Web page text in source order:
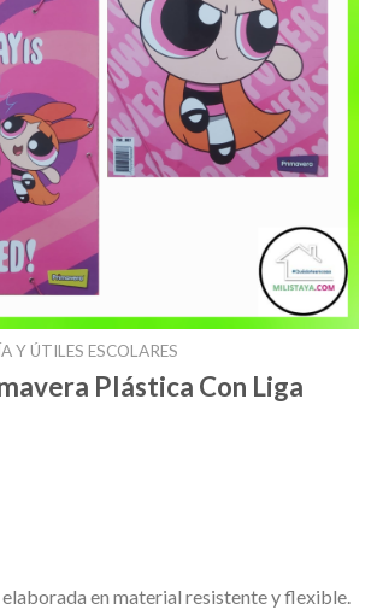
Y ÚTILES ESCOLARES
Plástica Con Liga
en material resistente y flexible.